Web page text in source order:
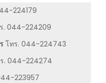
224179
. 044-224209
โทร. 044-224743
. 044-224274
223957